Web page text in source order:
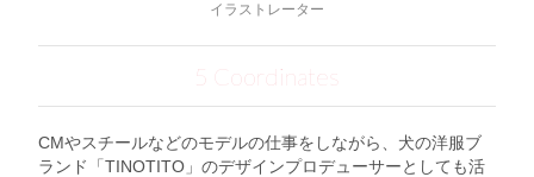
イラストレーター
5 Coordinates
CMやスチールなどのモデルの仕事をしながら、犬の洋服ブ
ランド「TINOTITO」のデザインプロデューサーとしても活